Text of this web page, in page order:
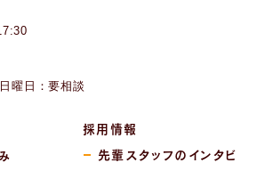
曜日：要相談
採用情報
先輩スタッフのインタビ